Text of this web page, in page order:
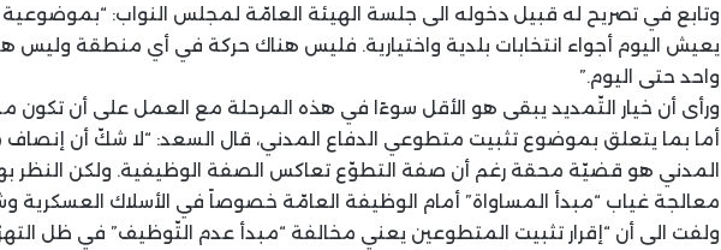
وتابع في تصريح له قبيل دخوله الى جلسة الهيئة العامّة لمجلس النواب: “بموضوعية
يعيش اليوم أجواء انتخابات بلدية واختيارية. فليس هناك حركة في أي منطقة
واحد حتى اليوم.”
ورأى أن خيار التّمديد يبقى هو الأقل سوءًا في هذه المرحلة مع العمل على أن تكون
أما بما يتعلق بموضوع تثبيت متطوعي الدفاع المدني، قال السعد: “لا شكّ أن
المدني هو قضيّة محقة رغم أن صفة التطوّع تعاكس الصفة الوظيفية. ولكن النظر
معالجة غياب “مبدأ المساواة” أمام الوظيفة العامّة خصوصاً في الأسلاك العسكرية
ولفت الى أن “إقرار تثبيت المتطوعين يعني مخالفة “مبدأ عدم التّوظيف” في ظل